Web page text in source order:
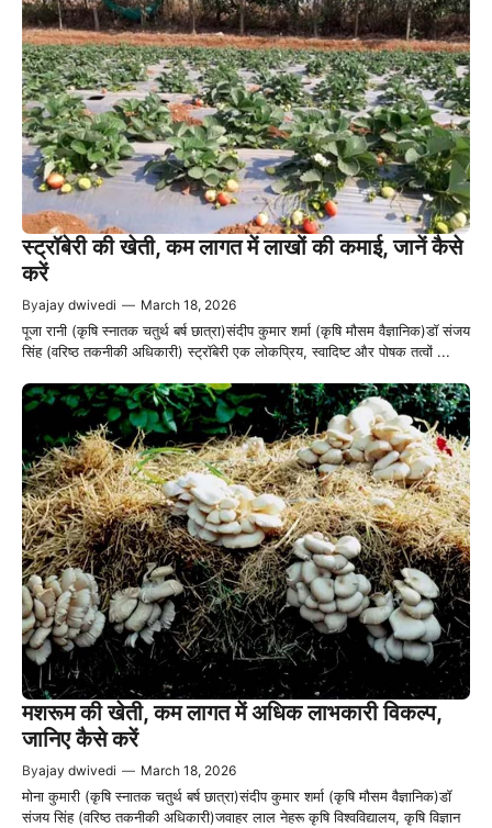
स्ट्रॉबेरी की खेती, कम लागत में लाखों की कमाई, जानें कैसे
करें
Byajay dwivedi — March 18, 2026
पूजा रानी (कृषि स्नातक चतुर्थ बर्ष छात्रा)संदीप कुमार शर्मा (कृषि मौसम वैज्ञानिक)डॉ संजय
सिंह (वरिष्ठ तकनीकी अधिकारी) स्ट्रॉबेरी एक लोकप्रिय, स्वादिष्ट और पोषक तत्वों ...
मशरूम की खेती, कम लागत में अधिक लाभकारी विकल्प,
जानिए कैसे करें
Byajay dwivedi — March 18, 2026
मोना कुमारी (कृषि स्नातक चतुर्थ बर्ष छात्रा)संदीप कुमार शर्मा (कृषि मौसम वैज्ञानिक)डॉ
संजय सिंह (वरिष्ठ तकनीकी अधिकारी)जवाहर लाल नेहरू कृषि विश्वविद्यालय, कृषि विज्ञान